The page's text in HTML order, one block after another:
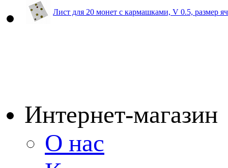
Лист для 20 монет с кармашками, V 0.5, размер
Интернет-магазин
О нас